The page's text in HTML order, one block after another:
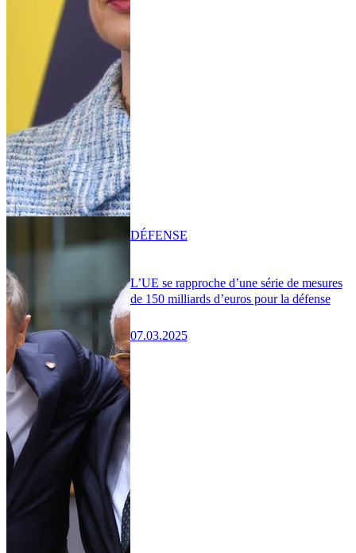
L’UE se rapproche d’une série de mesures
de 150 milliards d’euros pour la défense
07.03.2025
DÉFENSE